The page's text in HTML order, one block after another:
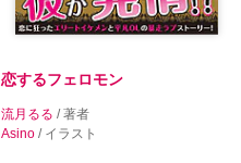
恋するフェロモン
流月るる / 著者
Asino / イラスト